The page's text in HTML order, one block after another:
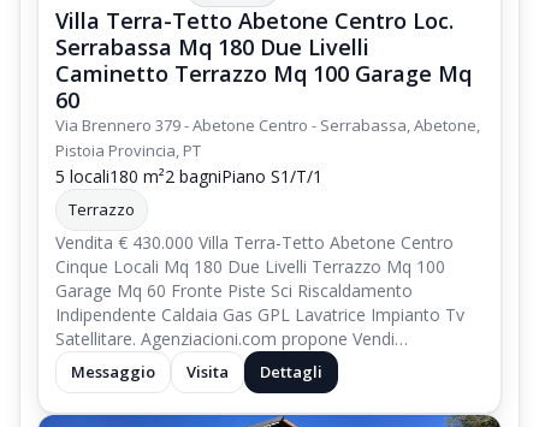
Villa Terra-Tetto Abetone Centro Loc.
Serrabassa Mq 180 Due Livelli
Caminetto Terrazzo Mq 100 Garage Mq
60
Via Brennero 379 - Abetone Centro - Serrabassa, Abetone,
Pistoia Provincia, PT
5 locali180 m²2 bagniPiano S1/T/1
Terrazzo
Vendita € 430.000 Villa Terra-Tetto Abetone Centro
Cinque Locali Mq 180 Due Livelli Terrazzo Mq 100
Garage Mq 60 Fronte Piste Sci Riscaldamento
Indipendente Caldaia Gas GPL Lavatrice Impianto Tv
Satellitare. Agenziacioni.com propone Vendi…
Messaggio Visita Dettagli